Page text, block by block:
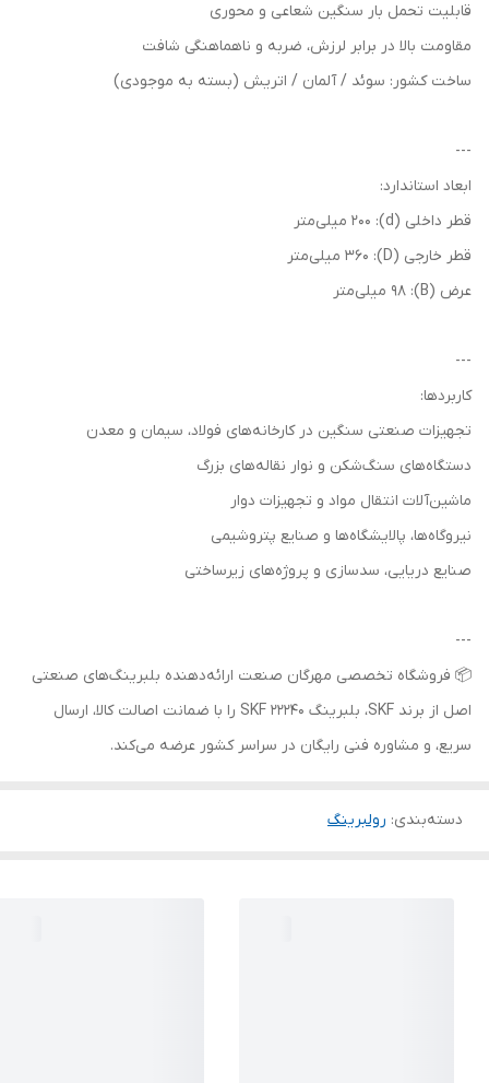
قابلیت تحمل بار سنگین شعاعی و محوری
مقاومت بالا در برابر لرزش، ضربه و ناهماهنگی شافت
ساخت کشور: سوئد / آلمان / اتریش (بسته به موجودی)
---
ابعاد استاندارد:
قطر داخلی (d): 200 میلی‌متر
قطر خارجی (D): 360 میلی‌متر
عرض (B): 98 میلی‌متر
---
کاربردها:
تجهیزات صنعتی سنگین در کارخانه‌های فولاد، سیمان و معدن
دستگاه‌های سنگ‌شکن و نوار نقاله‌های بزرگ
ماشین‌آلات انتقال مواد و تجهیزات دوار
نیروگاه‌ها، پالایشگاه‌ها و صنایع پتروشیمی
صنایع دریایی، سدسازی و پروژه‌های زیرساختی
---
📦 فروشگاه تخصصی مهرگان صنعت ارائه‌دهنده بلبرینگ‌های صنعتی
اصل از برند SKF، بلبرینگ 22240 SKF را با ضمانت اصالت کالا، ارسال
سریع، و مشاوره فنی رایگان در سراسر کشور عرضه می‌کند.
دسته‌بندی: رولبرینگ